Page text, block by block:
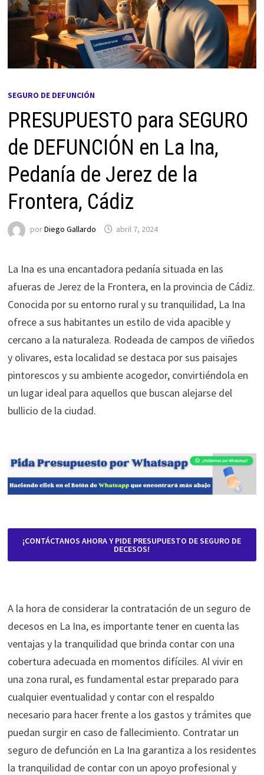
SEGURO DE DEFUNCIÓN
PRESUPUESTO para SEGURO
de DEFUNCIÓN en La Ina,
Pedanía de Jerez de la
Frontera, Cádiz
porDiego Gallardo abril 7, 2024
La Ina es una encantadora pedanía situada en las
afueras de Jerez de la Frontera, en la provincia de Cádiz.
Conocida por su entorno rural y su tranquilidad, La Ina
ofrece a sus habitantes un estilo de vida apacible y
cercano a la naturaleza. Rodeada de campos de viñedos
y olivares, esta localidad se destaca por sus paisajes
pintorescos y su ambiente acogedor, convirtiéndola en
un lugar ideal para aquellos que buscan alejarse del
bullicio de la ciudad.
¡CONTÁCTANOS AHORA Y PIDE PRESUPUESTO DE SEGURO DE
DECESOS!
A la hora de considerar la contratación de un seguro de
decesos en La Ina, es importante tener en cuenta las
ventajas y la tranquilidad que brinda contar con una
cobertura adecuada en momentos difíciles. Al vivir en
una zona rural, es fundamental estar preparado para
cualquier eventualidad y contar con el respaldo
necesario para hacer frente a los gastos y trámites que
puedan surgir en caso de fallecimiento. Contratar un
seguro de defunción en La Ina garantiza a los residentes
la tranquilidad de contar con un apoyo profesional y